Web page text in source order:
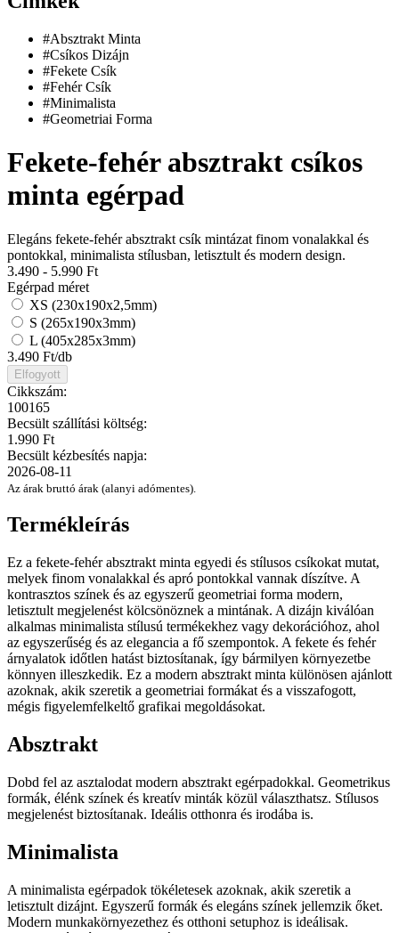
#Absztrakt Minta
#Csíkos Dizájn
#Fekete Csík
#Fehér Csík
#Minimalista
#Geometriai Forma
Fekete-fehér absztrakt csíkos
minta egérpad
Elegáns fekete-fehér absztrakt csík mintázat finom vonalakkal és
pontokkal, minimalista stílusban, letisztult és modern design.
3.490 - 5.990 Ft
Egérpad méret
XS (230x190x2,5mm)
S (265x190x3mm)
L (405x285x3mm)
3.490 Ft/db
Elfogyott
Cikkszám:
100165
Becsült szállítási költség:
1.990 Ft
Becsült kézbesítés napja:
2026-08-11
Az árak bruttó árak (alanyi adómentes).
Termékleírás
Ez a fekete-fehér absztrakt minta egyedi és stílusos csíkokat mutat,
melyek finom vonalakkal és apró pontokkal vannak díszítve. A
kontrasztos színek és az egyszerű geometriai forma modern,
letisztult megjelenést kölcsönöznek a mintának. A dizájn kiválóan
alkalmas minimalista stílusú termékekhez vagy dekorációhoz, ahol
az egyszerűség és az elegancia a fő szempontok. A fekete és fehér
árnyalatok időtlen hatást biztosítanak, így bármilyen környezetbe
könnyen illeszkedik. Ez a modern absztrakt minta különösen ajánlott
azoknak, akik szeretik a geometriai formákat és a visszafogott,
mégis figyelemfelkeltő grafikai megoldásokat.
Absztrakt
Dobd fel az asztalodat modern absztrakt egérpadokkal. Geometrikus
formák, élénk színek és kreatív minták közül választhatsz. Stílusos
megjelenést biztosítanak. Ideális otthonra és irodába is.
Minimalista
A minimalista egérpadok tökéletesek azoknak, akik szeretik a
letisztult dizájnt. Egyszerű formák és elegáns színek jellemzik őket.
Modern munkakörnyezethez és otthoni setuphoz is ideálisak.